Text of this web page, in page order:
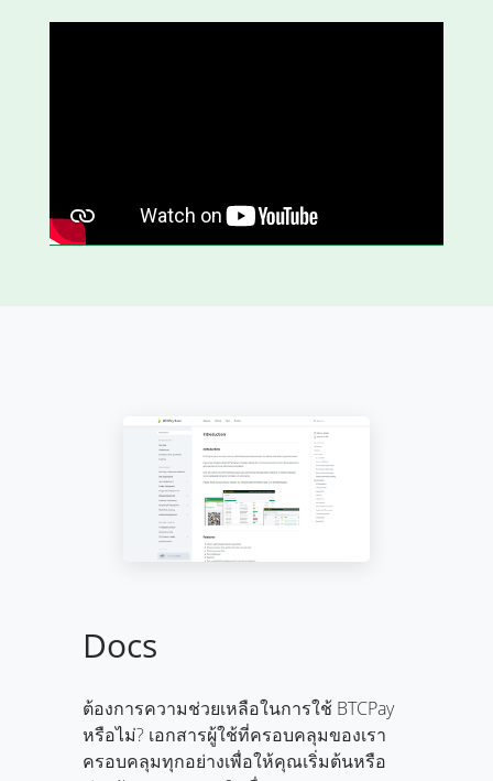
Docs
ต้องการความช่วยเหลือในการใช้ BTCPay
หรือไม่? เอกสารผู้ใช้ที่ครอบคลุมของเรา
ครอบคลุมทุกอย่างเพื่อให้คุณเริ่มต้นหรือ